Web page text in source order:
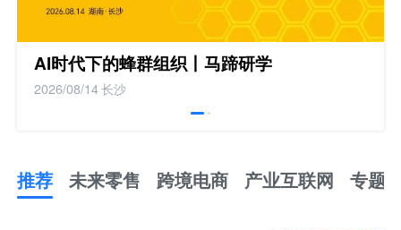
AI时代下的蜂群组织丨马蹄研学
2026/08/14长沙
推荐 未来零售 跨境电商 产业互联网 专题